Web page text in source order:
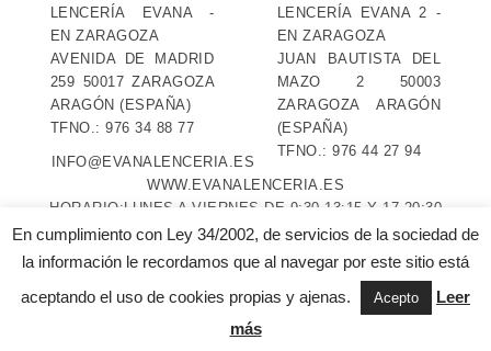
LENCERÍA EVANA-
EN ZARAGOZA
AVENIDA DE MADRID
259 50017 ZARAGOZA
ARAGÓN (ESPAÑA)
TFNO.:976 34 88 77
LENCERÍA EVANA 2 -
EN ZARAGOZA
JUAN BAUTISTA DEL
MAZO 2
50003
ZARAGOZA
ARAGÓN
(ESPAÑA)
TFNO.:976 44 27 94
INFO@EVANALENCERIA.ES
WWW.EVANALENCERIA.ES
HORARIO:LUNES A VIERNES DE 9:30-13:15 Y 17-20:30
SÁBADOS DE 9:30-13:30 Y 17-20 (EVANA 2 SÁBADOS
TARDE CERRADO)
AVISO LEGAL Y PRIVACIDAD---POLÍTICA DE COOKIES
En cumplimiento con Ley 34/2002, de servicios de la sociedad de
la información le recordamos que al navegar por este sitio está
aceptando el uso de cookies propias y ajenas.
Acepto
Leer
más